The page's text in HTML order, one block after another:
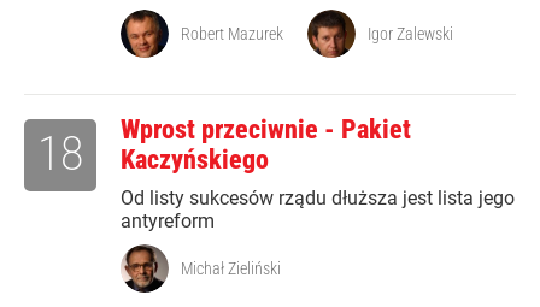
Robert Mazurek Igor Zalewski
Wprost przeciwnie - Pakiet
Kaczyńskiego
Od listy sukcesów rządu dłuższa jest lista jego
antyreform
18
Michał Zieliński